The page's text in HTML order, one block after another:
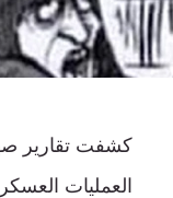
كشفت تقارير
العمليات